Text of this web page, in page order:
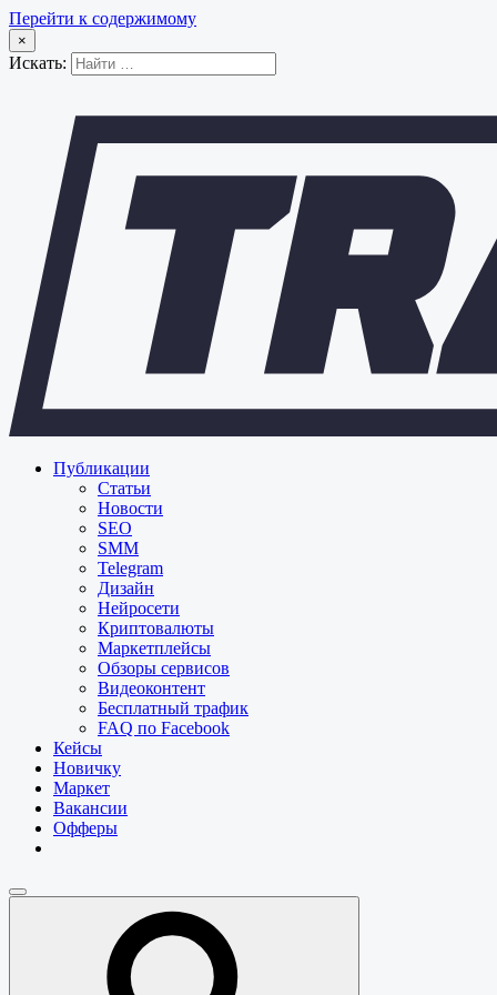
Перейти к содержимому
×
Искать:
Публикации
Статьи
Новости
SEO
SMM
Telegram
Дизайн
Нейросети
Криптовалюты
Маркетплейсы
Обзоры сервисов
Видеоконтент
Бесплатный трафик
FAQ по Facebook
Кейсы
Новичку
Маркет
Вакансии
Офферы